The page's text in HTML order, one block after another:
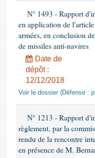
N° 1493 - Rapport
en application de
armées, en conclusion
de missiles anti-navires
Date de
dépôt :
12/12/2018
Voir le dossier (Défense :
N° 1213 - Rapport
règlement, par la
rendu de la rencontre
en présence de M.